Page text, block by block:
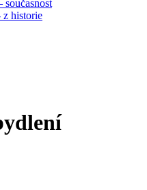
současnost
z historie